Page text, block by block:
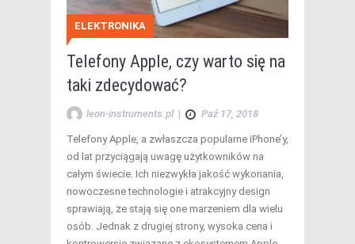
ELEKTRONIKA
Telefony Apple, czy warto się na
taki zdecydować?
leon-instruments.pl | Paź 17, 2018
Telefony Apple, a zwłaszcza popularne iPhone’y,
od lat przyciągają uwagę użytkowników na
całym świecie. Ich niezwykła jakość wykonania,
nowoczesne technologie i atrakcyjny design
sprawiają, że stają się one marzeniem dla wielu
osób. Jednak z drugiej strony, wysoka cena i